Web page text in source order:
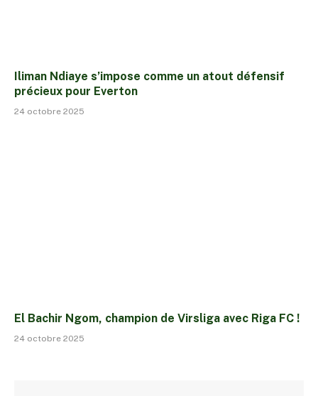
Iliman Ndiaye s’impose comme un atout défensif
précieux pour Everton
24 octobre 2025
El Bachir Ngom, champion de Virsliga avec Riga FC !
24 octobre 2025